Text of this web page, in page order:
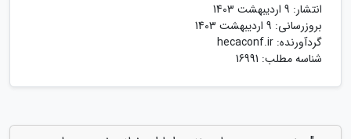
انتشار: 9 اردیبهشت 1403
بروزرسانی: 9 اردیبهشت 1403
گردآورنده: hecaconf.ir
شناسه مطلب: 16991